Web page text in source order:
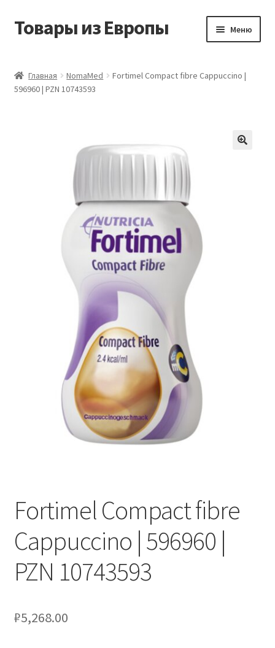
Перейти
Перейти
Товары из Европы Меню
Виды доставки
Мой аккаунт
Оформление заказа
Подтверждение заказа
Сотрудничество
Главная NomaMed
Fortimel Compact fibre Cappuccino |
596960 | PZN 10743593
Fortimel Compact fibre
Cappuccino | 596960 |
PZN 10743593
₽5,268.00